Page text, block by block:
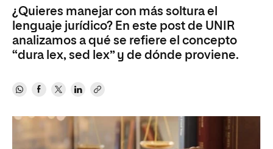
¿Quieres manejar con más soltura el
lenguaje jurídico? En este post de UNIR
analizamos a qué se refiere el concepto
“dura lex, sed lex” y de dónde proviene.